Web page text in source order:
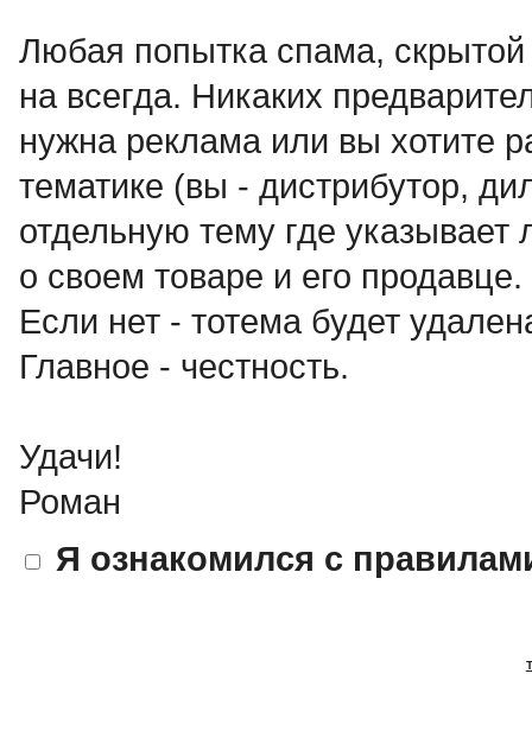
Любая попытка спама, скрытой
на всегда. Никаких
нужна реклама или вы хотите
тематике (вы - дистрибутор,
отдельную тему где
о своем товаре и его
Если нет - тотема будет
Главное - честность.
Удачи!
Роман
Я ознакомился с